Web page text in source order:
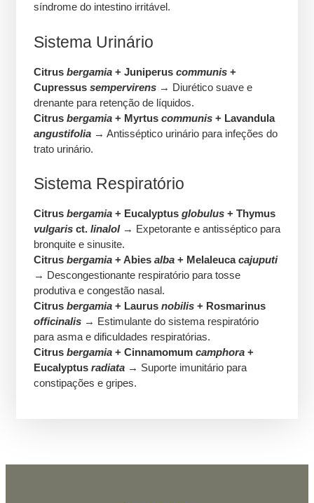
síndrome do intestino irritável.
Sistema Urinário
Citrus bergamia + Juniperus communis +
Cupressus sempervirens → Diurético suave e
drenante para retenção de líquidos.
Citrus bergamia + Myrtus communis + Lavandula
angustifolia → Antisséptico urinário para infeções do
trato urinário.
Sistema Respiratório
Citrus bergamia + Eucalyptus globulus + Thymus
vulgaris ct. linalol→ Expetorante e antisséptico para
bronquite e sinusite.
Citrus bergamia + Abies alba + Melaleucacajuputi
→ Descongestionante respiratório para tosse
produtiva e congestão nasal.
Citrus bergamia + Laurus nobilis + Rosmarinus
officinalis → Estimulante do sistema respiratório
para asma e dificuldades respiratórias.
Citrus bergamia + Cinnamomum camphora +
Eucalyptus radiata → Suporte imunitário para
constipações e gripes.